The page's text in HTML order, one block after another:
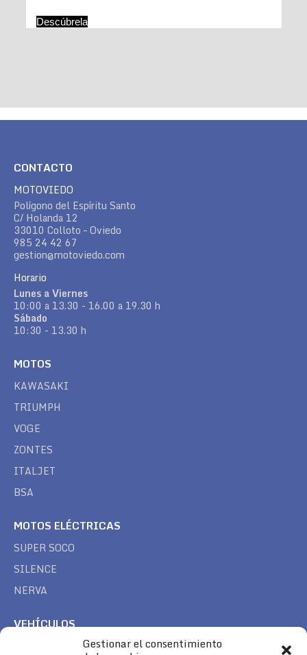
Gestionar el consentimiento
Descúbrela
CONTACTO
MOTOVIEDO
Polígono del Espíritu Santo
C/ Holanda 12
33010 Colloto – Oviedo
985 24 42 67
gestion@motoviedo.com
Horario
Lunes a Viernes
10:00 a 13.30 - 16.00 a 19.30 h
Sábado
10:30 - 13.30 h
MOTOS
KAWASAKI
TRIUMPH
VOGE
ZONTES
ITALJET
BSA
MOTOS ELÉCTRICAS
SUPER SOCO
SILENCE
NERVA
VEHÍCULOS